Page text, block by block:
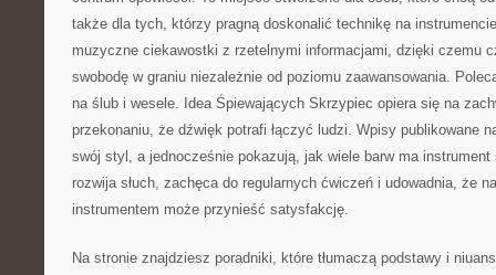
także dla tych, którzy pragną doskonalić technikę na
muzyczne ciekawostki z rzetelnymi informacjami, dzięki czemu
swobodę w graniu niezależnie od poziomu zaawansowania.
na ślub i wesele. Idea Śpiewających Skrzypiec opiera się na
przekonaniu, że dźwięk potrafi łączyć ludzi. Wpisy publikowane
swój styl, a jednocześnie pokazują, jak wiele barw ma
rozwija słuch, zachęca do regularnych ćwiczeń i udowadnia, że
instrumentem może przynieść satysfakcję.
Na stronie znajdziesz poradniki, które tłumaczą podstawy i